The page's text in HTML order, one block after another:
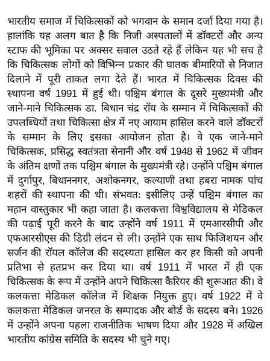
य
त
यं
ग
इं
डि
या
सा
हि
त्य
ज
ग
त
ऑ
टो
व
र्ल्ड
न्यू
ज
ब्री
भारतीय समाज में चिकित्सकों को भगवान के समान दर्जा दिया गया है।
हालांकि यह अलग बात है कि निजी अस्पतालों में डॉक्टरों और अन्य
स्टाफ की भूमिका पर अक्सर सवाल उठते रहे हैं लेकिन यह भी सच है
कि चिकित्सक लोगों को विभिन्न प्रकार की घातक बीमारियों से निजात
दिलाने में पूरी ताकत लगा देते हैं। भारत में चिकित्सक दिवस की
स्थापना वर्ष 1991 में हुई थी। पश्चिम बंगाल के दूसरे मुख्यमंत्री और
जाने-माने चिकित्सक डा. बिधान चंद्र रॉय के सम्मान में चिकित्सकों की
उपलब्धियों तथा चिकित्सा क्षेत्र में नए आयाम हासिल करने वाले डॉक्टरों
के सम्मान के लिए इसका आयोजन होता है। वे एक जाने-माने
चिकित्सक, प्रसिद्ध स्वतंत्रता सेनानी और वर्ष 1948 से 1962 में जीवन
के अंतिम क्षणों तक पश्चिम बंगाल के मुख्यमंत्री रहे। उन्होंने पश्चिम बंगाल
में दुर्गापुर, बिधाननगर, अशोकनगर, कल्याणी तथा हबरा नामक पांच
शहरों की स्थापना की थी। संभवतः इसीलिए उन्हें पश्चिम बंगाल का
महान वास्तुकार भी कहा जाता है। कलकत्ता विश्वविद्यालय से मेडिकल
की पढ़ाई पूरी करने के बाद उन्होंने वर्ष 1911 में एमआरसीपी और
एफआरसीएस की डिग्री लंदन से ली। उन्होंने एक साथ फिजिशयन और
सर्जन की रॉयल कॉलेज की सदस्यता हासिल कर हर किसी को अपनी
प्रतिभा से हतप्रभ कर दिया था। वर्ष 1911 में भारत में ही एक
चिकित्सक के रूप में उन्होंने अपने चिकित्सा कैरियर की शुरूआत की। वे
कलकत्ता मेडिकल कॉलेज में शिक्षक नियुक्त हुए। वर्ष 1922 में वे
कलकत्ता मेडिकल जनरल के सम्पादक और बोर्ड के सदस्य बने। 1926
में उन्होंने अपना पहला राजनीतिक भाषण दिया और 1928 में अखिल
भारतीय कांग्रेस समिति के सदस्य भी चुने गए।